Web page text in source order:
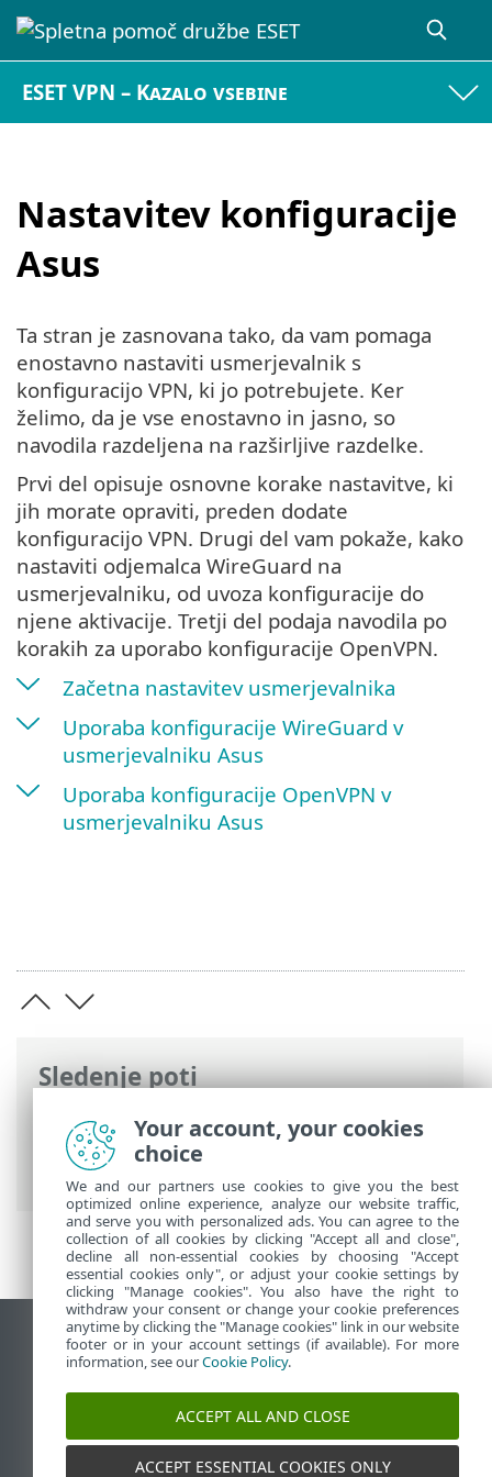
ESET VPN – Kazalo vsebine
Nastavitev konfiguracije
Asus
Sledenje poti
Spletna pomoč družbe ESET>ESET VPN>
ESET VPN za usmerjevalnik
konfiguracije Asus
Ta stran je zasnovana tako, da vam pomaga
enostavno nastaviti usmerjevalnik s
konfiguracijo VPN, ki jo potrebujete. Ker
želimo, da je vse enostavno in jasno, so
navodila razdeljena na razširljive razdelke.
Prvi del opisuje osnovne korake nastavitve, ki
jih morate opraviti, preden dodate
konfiguracijo VPN. Drugi del vam pokaže, kako
nastaviti odjemalca WireGuard na
usmerjevalniku, od uvoza konfiguracije do
njene aktivacije. Tretji del podaja navodila po
korakih za uporabo konfiguracije OpenVPN.
Začetna nastavitev usmerjevalnika
Uporaba konfiguracije WireGuard v
usmerjevalniku Asus
Uporaba konfiguracije OpenVPN v
usmerjevalniku Asus
Prikaz mesta na namizju
End of Life
Zbirka znanja družbe ESET
Forum družbe ESET
ESET Status Portal
Your account, your cookies
choice
We and our partners use cookies to give you the best
optimized online experience, analyze our website traffic,
and serve you with personalized ads. You can agree to the
collection of all cookies by clicking "Accept all and close",
decline all non-essential cookies by choosing "Accept
essential cookies only", or adjust your cookie settings by
clicking "Manage cookies". You also have the right to
withdraw your consent or change your cookie preferences
anytime by clicking the "Manage cookies" link in our website
footer or in your account settings (if available). For more
information, see ourCookie Policy.
ACCEPT ALL AND CLOSE
ACCEPT ESSENTIAL COOKIES ONLY